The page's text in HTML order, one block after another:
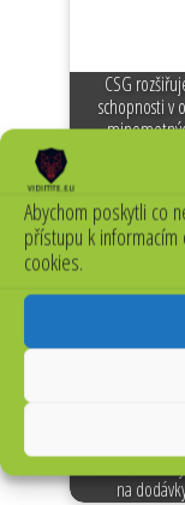
Abychom poskytli co
přístupu k
cookies.
CSG
schopnosti v
na